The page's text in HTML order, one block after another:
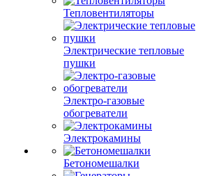
Тепловентиляторы
Электрические тепловые
пушки
Электро-газовые
обогреватели
Электрокамины
Бетономешалки